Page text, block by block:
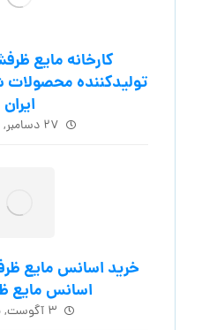
کارخانه مایع
تولیدکننده محصولات
ایران
۲۷ دسامبر, ۲۰۲۵
خرید اسانس مایع
اسانس مایع
۳ آگوست, ۲۰۲۵